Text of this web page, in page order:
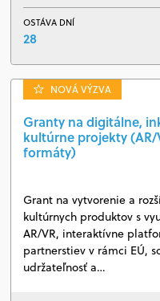
OSTÁVA DNÍ
28
NOVÁ VÝZVA
Granty na digitálne,
kultúrne projekty
formáty)
Grant na vytvorenie a
kultúrnych produktov s
AR/VR, interaktívne
partnerstiev v rámci EÚ,
udržateľnosť a…